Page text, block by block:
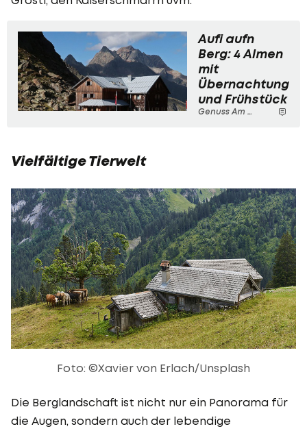
Aufi aufn
Berg: 4 Almen
mit
Übernachtung
und Frühstück
Genuss Am Berg
Vielfältige Tierwelt
Foto: ©Xavier von Erlach/Unsplash
Die Berglandschaft ist nicht nur ein Panorama für
die Augen, sondern auch der lebendige